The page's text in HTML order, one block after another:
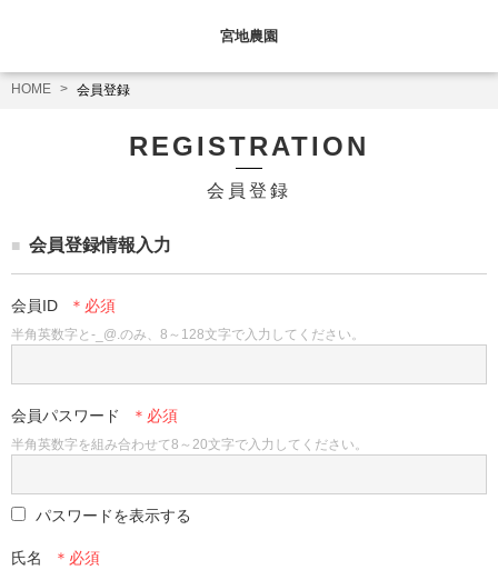
宮地農園
HOME 会員登録
REGISTRATION
会員登録
会員登録情報入力
会員ID
半角英数字と-_@.のみ、8～128文字で入力してください。
会員パスワード
半角英数字を組み合わせて8～20文字で入力してください。
パスワードを表示する
氏名